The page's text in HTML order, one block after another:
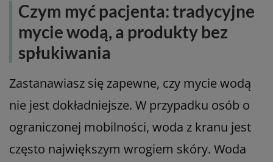
Czym myć pacjenta: tradycyjne
mycie wodą, a produkty bez
spłukiwania
Zastanawiasz się zapewne, czy mycie wodą
nie jest dokładniejsze. W przypadku osób o
ograniczonej mobilności, woda z kranu jest
często największym wrogiem skóry. Woda